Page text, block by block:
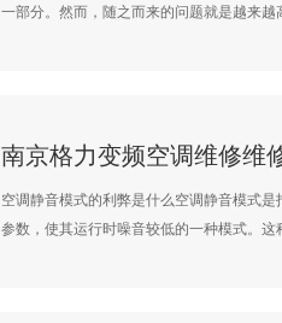
一部分。然而，随之而来的问题就是越来越
空调静音模式的利弊是什么空调静音模式
参数，使其运行时噪音较低的一种模式。这